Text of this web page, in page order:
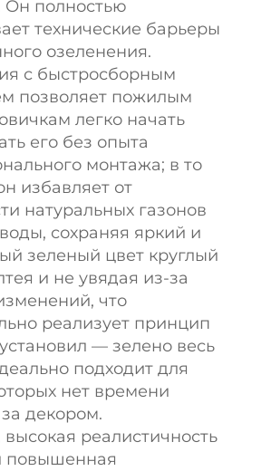
Он полностью
технические барьеры
озеленения.
с быстросборным
позволяет пожилым
легко начать
его без опыта
монтажа; в то
избавляет от
натуральных газонов
сохраняя яркий и
зеленый цвет круглый
и не увядая из-за
что
реализует принцип
— зелено весь
подходит для
нет времени
декором.
высокая реалистичность
повышенная